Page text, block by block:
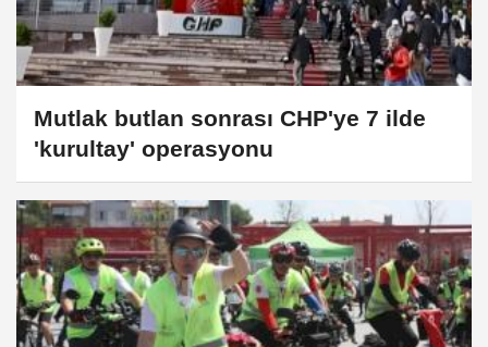
Mutlak butlan sonrası CHP'ye 7 ilde
'kurultay' operasyonu